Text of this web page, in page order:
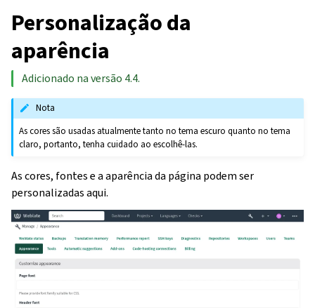
Personalização da
aparência
Adicionado na versão 4.4.
Nota
As cores são usadas atualmente tanto no tema escuro quanto no tema
claro, portanto, tenha cuidado ao escolhê-las.
As cores, fontes e a aparência da página podem ser
personalizadas aqui.